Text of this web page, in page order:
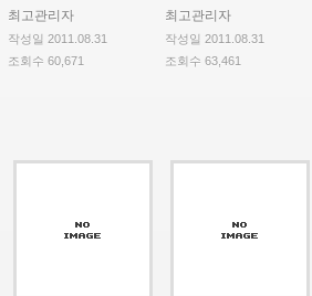
최고관리자
작성일 2011.08.31
조회수 60,671
최고관리자
작성일 2011.08.31
조회수 63,461